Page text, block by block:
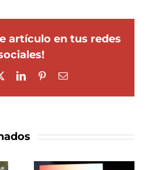
artículo en tus redes
LinkedInPinterestCorreo